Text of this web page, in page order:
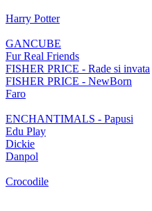
Harry Potter
GANCUBE
Fur Real Friends
FISHER PRICE - Rade si invata
FISHER PRICE - NewBorn
Faro
ENCHANTIMALS - Papusi
Edu Play
Dickie
Danpol
Crocodile